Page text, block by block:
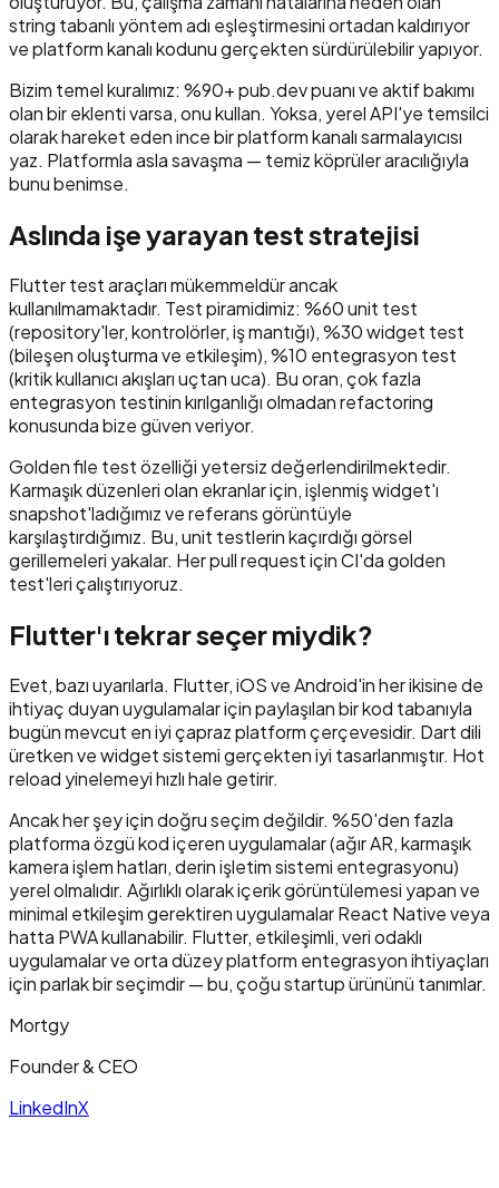
string tabanlı yöntem adı eşleştirmesini ortadan kaldırıyor
ve platform kanalı kodunu gerçekten sürdürülebilir yapıyor.
Bizim temel kuralımız: %90+ pub.dev puanı ve aktif bakımı
olan bir eklenti varsa, onu kullan. Yoksa, yerel API'ye temsilci
olarak hareket eden ince bir platform kanalı sarmalayıcısı
yaz. Platformla asla savaşma — temiz köprüler aracılığıyla
bunu benimse.
Aslında işe yarayan test stratejisi
Flutter test araçları mükemmeldür ancak
kullanılmamaktadır. Test piramidimiz: %60 unit test
(repository'ler, kontrolörler, iş mantığı), %30 widget test
(bileşen oluşturma ve etkileşim), %10 entegrasyon test
(kritik kullanıcı akışları uçtan uca). Bu oran, çok fazla
entegrasyon testinin kırılganlığı olmadan refactoring
konusunda bize güven veriyor.
Golden file test özelliği yetersiz değerlendirilmektedir.
Karmaşık düzenleri olan ekranlar için, işlenmiş widget'ı
snapshot'ladığımız ve referans görüntüyle
karşılaştırdığımız. Bu, unit testlerin kaçırdığı görsel
gerillemeleri yakalar. Her pull request için CI'da golden
test'leri çalıştırıyoruz.
Flutter'ı tekrar seçer miydik?
Evet, bazı uyarılarla. Flutter, iOS ve Android'in her ikisine de
ihtiyaç duyan uygulamalar için paylaşılan bir kod tabanıyla
bugün mevcut en iyi çapraz platform çerçevesidir. Dart dili
üretken ve widget sistemi gerçekten iyi tasarlanmıştır. Hot
reload yinelemeyi hızlı hale getirir.
Ancak her şey için doğru seçim değildir. %50'den fazla
platforma özgü kod içeren uygulamalar (ağır AR, karmaşık
kamera işlem hatları, derin işletim sistemi entegrasyonu)
yerel olmalıdır. Ağırlıklı olarak içerik görüntülemesi yapan ve
minimal etkileşim gerektiren uygulamalar React Native veya
hatta PWA kullanabilir. Flutter, etkileşimli, veri odaklı
uygulamalar ve orta düzey platform entegrasyon ihtiyaçları
için parlak bir seçimdir — bu, çoğu startup ürününü tanımlar.
Mortgy
Founder & CEO
LinkedInX